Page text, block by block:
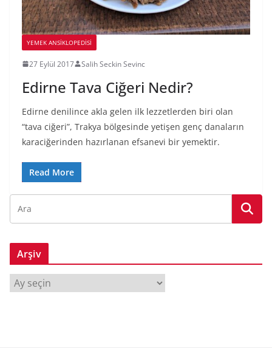
YEMEK ANSİKLOPEDİSİ
27 Eylül 2017 Salih Seckin Sevinc
Edirne Tava Ciğeri Nedir?
Edirne denilince akla gelen ilk lezzetlerden biri olan
“tava ciğeri”, Trakya bölgesinde yetişen genç danaların
karaciğerinden hazırlanan efsanevi bir yemektir.
Read More
Arşiv
r